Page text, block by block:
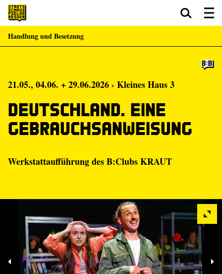
Zum Hauptinhalt springen
Handlung und Besetzung
21.05., 04.06. + 29.06.2026 › Kleines Haus 3
Deutschland. Eine
Gebrauchsanweisung
Werkstattaufführung des B:Clubs KRAUT